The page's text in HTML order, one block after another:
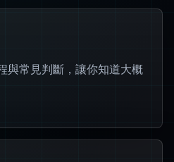
與常見判斷，讓你知道大概